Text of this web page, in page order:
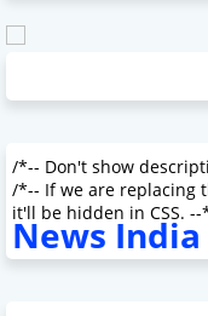
/*-- Don't show
/*-- If we are replacing
it'll be hidden in CSS.
News India